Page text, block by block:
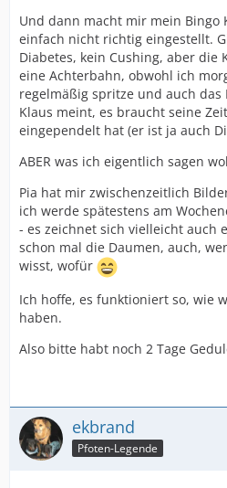
Und dann macht mir mein Bingo
einfach nicht richtig eingestellt.
Diabetes, kein Cushing, aber die
eine Achterbahn, obwohl ich
regelmäßig spritze und auch das
Klaus meint, es braucht seine
eingependelt hat (er ist ja auch
ABER was ich eigentlich sagen
Pia hat mir zwischenzeitlich
ich werde spätestens am
- es zeichnet sich vielleicht auch
schon mal die Daumen, auch,
wisst, wofür
Ich hoffe, es funktioniert so, wie
haben.
Also bitte habt noch 2 Tage
ekbrand
Pfoten-Legende